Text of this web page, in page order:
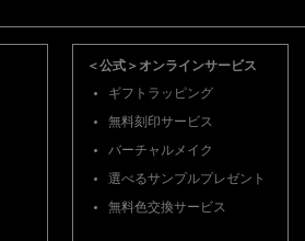
＜公式＞オンラインサービス
ギフトラッピング
無料刻印サービス
バーチャルメイク
選べるサンプルプレゼント
無料色交換サービス